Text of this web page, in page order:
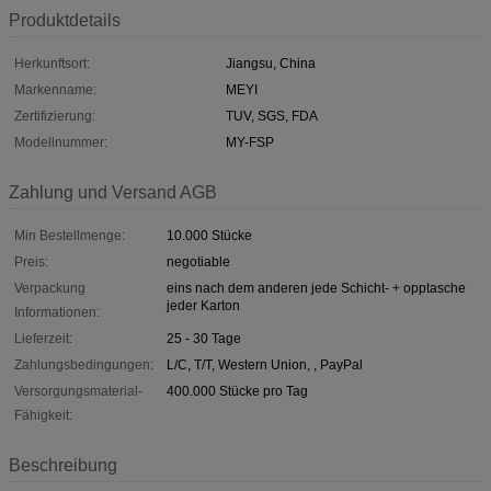
Produktdetails
Herkunftsort:
Jiangsu, China
Markenname:
MEYI
Zertifizierung:
TUV, SGS, FDA
Modellnummer:
MY-FSP
Zahlung und Versand AGB
Min Bestellmenge:
10.000 Stücke
Preis:
negotiable
Verpackung
Informationen:
eins nach dem anderen jede Schicht- + opptasche
jeder Karton
Lieferzeit:
25 - 30 Tage
Zahlungsbedingungen:
L/C, T/T, Western Union, , PayPal
Versorgungsmaterial-
Fähigkeit:
400.000 Stücke pro Tag
Beschreibung